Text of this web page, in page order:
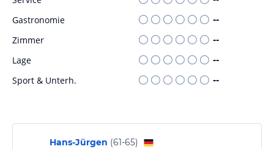
Gastronomie --
Zimmer --
Lage --
Sport & Unterh. --
Hans-Jürgen (61-65)